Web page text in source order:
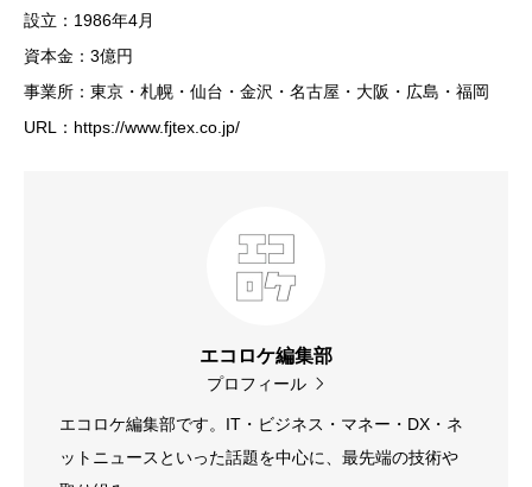
設立：1986年4月
資本金：3億円
事業所：東京・札幌・仙台・金沢・名古屋・大阪・広島・福岡
URL：https://www.fjtex.co.jp/
エコロケ編集部
プロフィール
エコロケ編集部です。IT・ビジネス・マネー・DX・ネ
ットニュースといった話題を中心に、最先端の技術や